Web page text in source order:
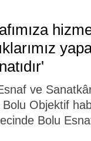
ve
Objektif
Bolu